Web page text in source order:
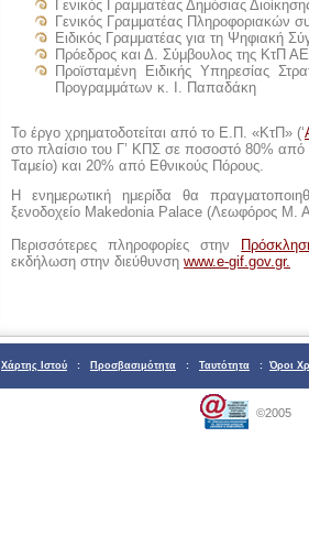
Γενικός Γραμματέας Δημόσιας
Γενικός Γραμματέας Πληροφοριακών
Ειδικός Γραμματέας για τη Ψηφιακή
Πρόεδρος και Δ. Σύμβουλος της ΚτΠ
Προϊσταμένη Ειδικής Υπηρεσίας
Προγραμμάτων κ. Ι. Παπαδάκη
Το έργο χρηματοδοτείται από το Ε.Π. «ΚτΠ» (‘
στο πλαίσιο του Γ’ ΚΠΣ σε ποσοστό 80%
Ταμείο) και 20% από Εθνικούς Πόρους.
Η ενημερωτική ημερίδα θα
ξενοδοχείο Makedonia Palace (Λεωφόρος Μ.
Περισσότερες πληροφορίες στην
εκδήλωση στην διεύθυνση www.e-gif.gov.gr.
Χάρτης Ιστού : Προσβασιμότητα : Ταυτότητα : Όροι
©2005